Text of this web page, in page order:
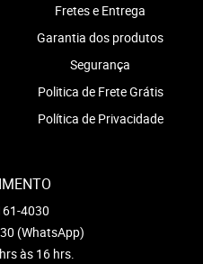
Fretes e Entrega
Garantia dos produtos
Segurança
Politica de Frete Grátis
Política de Privacidade
4030
(WhatsApp)
às 16 hrs.